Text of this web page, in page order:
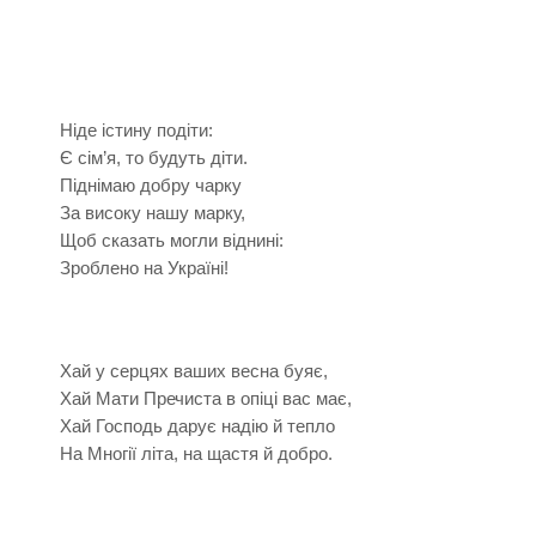
Ніде істину подіти:
Є сім’я, то будуть діти.
Піднімаю добру чарку
За високу нашу марку,
Щоб сказать могли віднині:
Зроблено на Україні!
Хай у серцях ваших весна буяє,
Хай Мати Пречиста в опіці вас має,
Хай Господь дарує надію й тепло
На Многії літа, на щастя й добро.